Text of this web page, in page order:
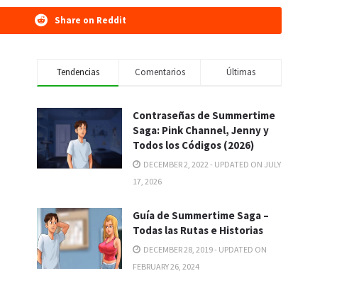
Share on Reddit
Tendencias Comentarios Últimas
Contraseñas de Summertime
Saga: Pink Channel, Jenny y
Todos los Códigos (2026)
DECEMBER 2, 2022 - UPDATED ON JULY
17, 2026
Guía de Summertime Saga –
Todas las Rutas e Historias
DECEMBER 28, 2019 - UPDATED ON
FEBRUARY 26, 2024